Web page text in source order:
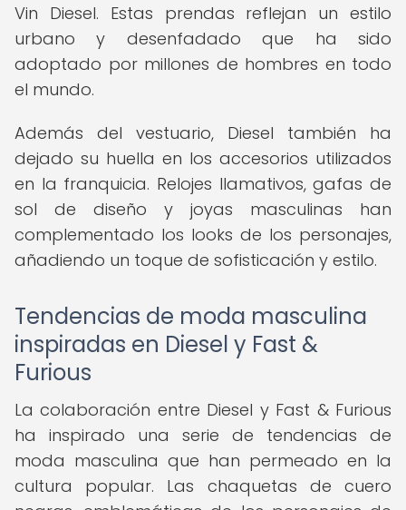
Vin Diesel. Estas prendas reflejan un estilo
urbano y desenfadado que ha sido
adoptado por millones de hombres en todo
el mundo.
Además del vestuario, Diesel también ha
dejado su huella en los accesorios utilizados
en la franquicia. Relojes llamativos, gafas de
sol de diseño y joyas masculinas han
complementado los looks de los personajes,
añadiendo un toque de sofisticación y estilo.
Tendencias de moda masculina
inspiradas en Diesel y Fast &
Furious
La colaboración entre Diesel y Fast & Furious
ha inspirado una serie de tendencias de
moda masculina que han permeado en la
cultura popular. Las chaquetas de cuero